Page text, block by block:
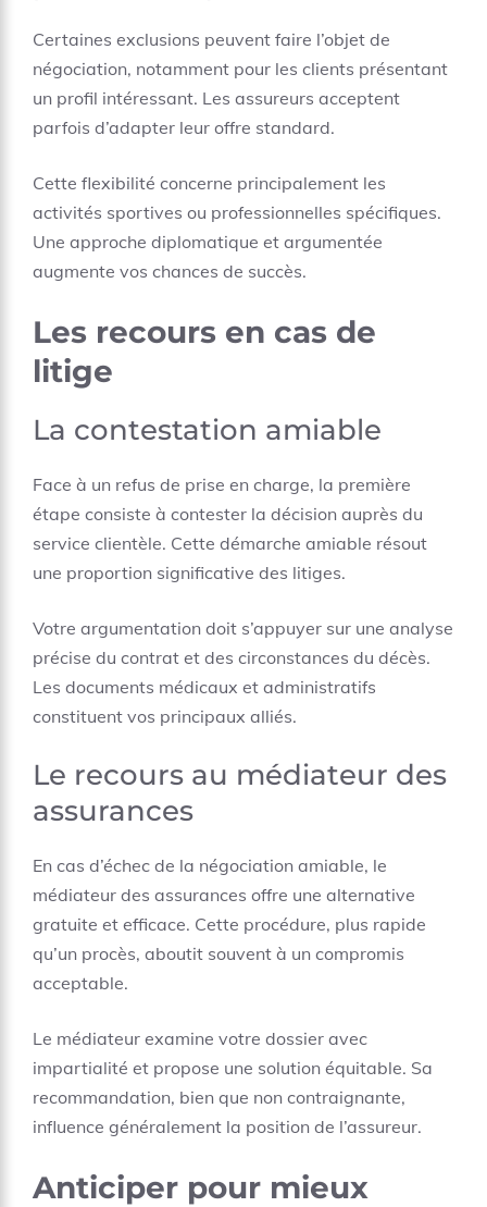
Certaines exclusions peuvent faire l’objet de
négociation, notamment pour les clients présentant
un profil intéressant. Les assureurs acceptent
parfois d’adapter leur offre standard.
Cette flexibilité concerne principalement les
activités sportives ou professionnelles spécifiques.
Une approche diplomatique et argumentée
augmente vos chances de succès.
Les recours en cas de
litige
La contestation amiable
Face à un refus de prise en charge, la première
étape consiste à contester la décision auprès du
service clientèle. Cette démarche amiable résout
une proportion significative des litiges.
Votre argumentation doit s’appuyer sur une analyse
précise du contrat et des circonstances du décès.
Les documents médicaux et administratifs
constituent vos principaux alliés.
Le recours au médiateur des
assurances
En cas d’échec de la négociation amiable, le
médiateur des assurances offre une alternative
gratuite et efficace. Cette procédure, plus rapide
qu’un procès, aboutit souvent à un compromis
acceptable.
Le médiateur examine votre dossier avec
impartialité et propose une solution équitable. Sa
recommandation, bien que non contraignante,
influence généralement la position de l’assureur.
Anticiper pour mieux